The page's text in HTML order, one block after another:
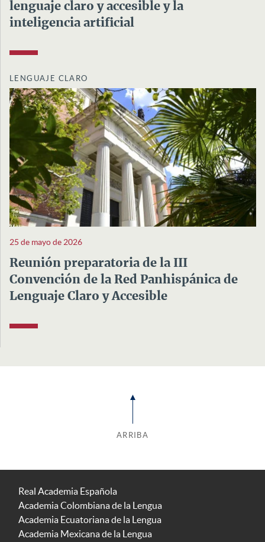
lenguaje claro y accesible y la
inteligencia artificial
LENGUAJE CLARO
25 de mayo de 2026
Reunión preparatoria de la III
Convención de la Red Panhispánica de
Lenguaje Claro y Accesible
ARRIBA
Real Academia Española
Academia Colombiana de la Lengua
Academia Ecuatoriana de la Lengua
Academia Mexicana de la Lengua